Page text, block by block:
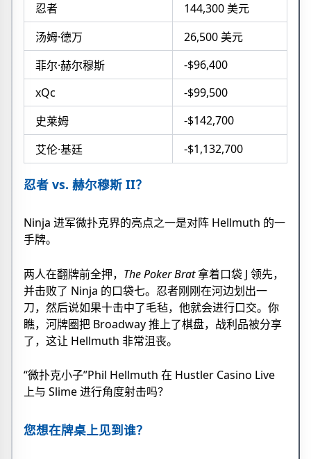
忍者
144,300 美元
汤姆·德万
26,500 美元
菲尔·赫尔穆斯
-$96,400
xQc
-$99,500
史莱姆
-$142,700
艾伦·基廷
-$1,132,700
忍者 vs. 赫尔穆斯 II？
Ninja 进军微扑克界的亮点之一是对阵 Hellmuth 的一
手牌。
两人在翻牌前全押， The Poker Brat拿着口袋 J 领先，
并击败了 Ninja 的口袋七。忍者刚刚在河边划出一
刀，然后说如果十击中了毛毡，他就会进行口交。你
瞧，河牌圈把 Broadway 推上了棋盘，战利品被分享
了，这让 Hellmuth 非常沮丧。
“微扑克小子”Phil Hellmuth 在 Hustler Casino Live
上与 Slime 进行角度射击吗？
您想在牌桌上见到谁？